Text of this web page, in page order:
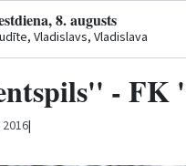
8. augusts
Vladislavs, Vladislava
- FK
|